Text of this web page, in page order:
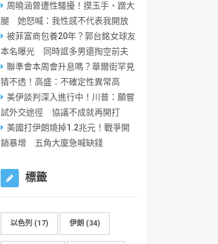
周曉涵曾遭性騷擾！摸玉手、蹭大
腿 她怒喊：我性感不代表我開放
被菲富商包養20年？郭台銘女球友
本名曝光 同時誆多男還掏空前夫
聯準會本周會升息嗎？華爾街罕見
猜不透！高盛：不確定性異常高
美伊談判深入進行中！川普：願嘗
試外交途徑 協議不成就再開打
美國打伊朗燒掉1.2兆元！戰爭開
銷暴增 五角大廈急喊缺錢
標籤
以色列 (17) 伊朗 (34)